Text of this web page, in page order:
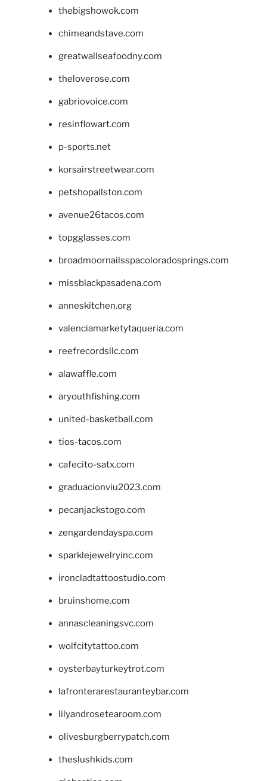
thebigshowok.com
chimeandstave.com
greatwallseafoodny.com
theloverose.com
gabriovoice.com
resinflowart.com
p-sports.net
korsairstreetwear.com
petshopallston.com
avenue26tacos.com
topgglasses.com
broadmoornailsspacoloradosprings.com
missblackpasadena.com
anneskitchen.org
valenciamarketytaqueria.com
reefrecordsllc.com
alawaffle.com
aryouthfishing.com
united-basketball.com
tios-tacos.com
cafecito-satx.com
graduacionviu2023.com
pecanjackstogo.com
zengardendayspa.com
sparklejewelryinc.com
ironcladtattoostudio.com
bruinshome.com
annascleaningsvc.com
wolfcitytattoo.com
oysterbayturkeytrot.com
lafronterarestauranteybar.com
lilyandrosetearoom.com
olivesburgberrypatch.com
theslushkids.com